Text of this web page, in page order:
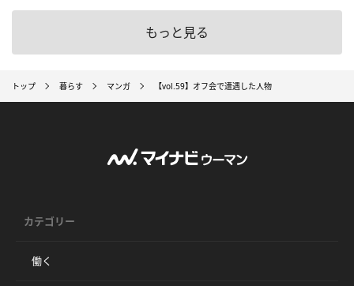
もっと見る
トップ 暮らす マンガ 【vol.59】オフ会で遭遇した人物
カテゴリー
働く